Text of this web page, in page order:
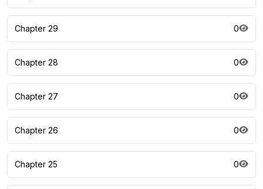
Chapter 29 0
Chapter 28 0
Chapter 27 0
Chapter 26 0
Chapter 25 0